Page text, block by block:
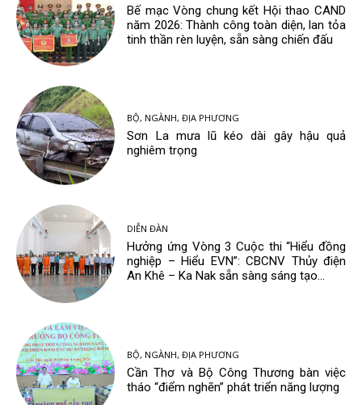
Bế mạc Vòng chung kết Hội thao CAND
năm 2026: Thành công toàn diện, lan tỏa
tinh thần rèn luyện, sẵn sàng chiến đấu
BỘ, NGÀNH, ĐỊA PHƯƠNG
Sơn La mưa lũ kéo dài gây hậu quả
nghiêm trọng
DIỄN ĐÀN
Hưởng ứng Vòng 3 Cuộc thi “Hiểu đồng
nghiệp – Hiểu EVN”: CBCNV Thủy điện
An Khê – Ka Nak sẵn sàng sáng tạo...
BỘ, NGÀNH, ĐỊA PHƯƠNG
Cần Thơ và Bộ Công Thương bàn việc
tháo “điểm nghẽn” phát triển năng lượng